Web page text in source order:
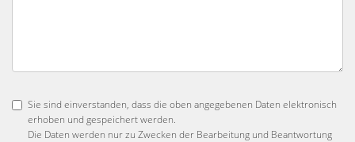
Sie sind einverstanden, dass die oben angegebenen Daten elektronisch
erhoben und gespeichert werden.
Die Daten werden nur zu Zwecken der Bearbeitung und Beantwortung